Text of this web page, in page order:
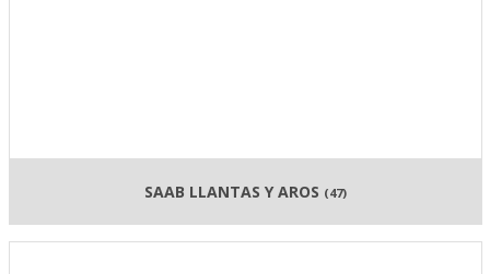
SAAB LLANTAS Y AROS (47)